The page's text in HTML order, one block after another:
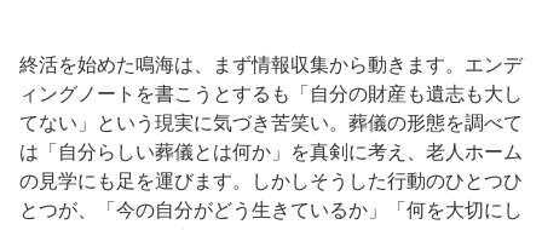
終活を始めた鳴海は、まず情報収集から動きます。エンデ
ィングノートを書こうとするも「自分の財産も遺志も大し
てない」という現実に気づき苦笑い。葬儀の形態を調べて
は「自分らしい葬儀とは何か」を真剣に考え、老人ホーム
の見学にも足を運びます。しかしそうした行動のひとつひ
とつが、「今の自分がどう生きているか」「何を大切にし